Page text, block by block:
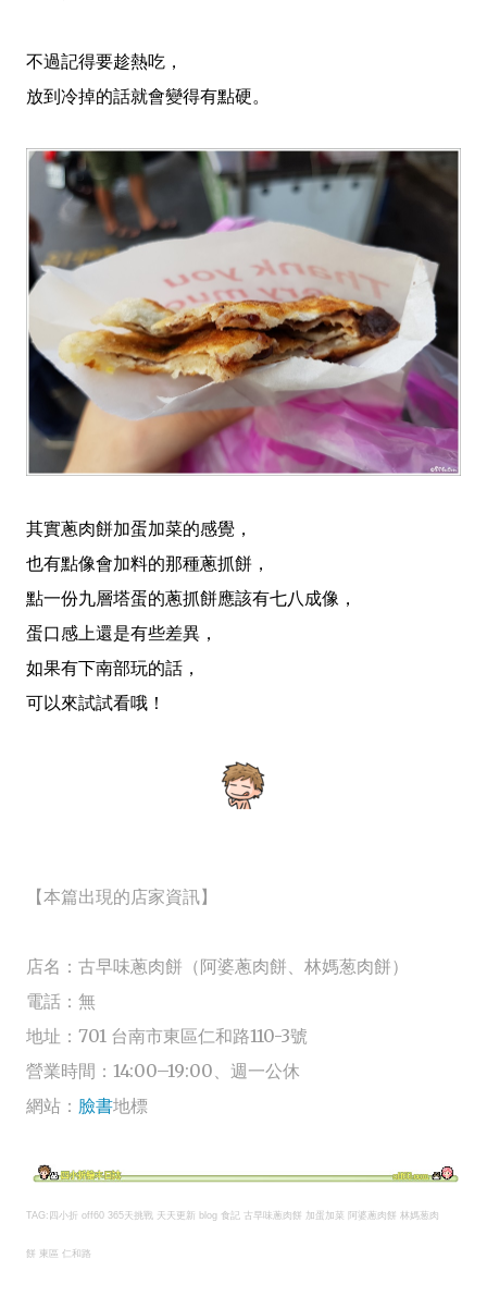
不過記得要趁熱吃，
放到冷掉的話就會變得有點硬。
其實蔥肉餅加蛋加菜的感覺，
也有點像會加料的那種蔥抓餅，
點一份九層塔蛋的蔥抓餅應該有七八成像，
蛋口感上還是有些差異，
如果有下南部玩的話，
可以來試試看哦！
【本篇出現的店家資訊】
店名： 古早味蔥肉餅（阿婆蔥肉餅、林媽葱肉餅）
電話：無
地址： 701 台南市東區仁和路110-3號
營業時間： 14:00–19:00、週一公休
網站： 臉書地標
TAG: 四小折 off60 365天挑戰 天天更新 blog 食記 古早味蔥肉餅 加蛋加菜 阿婆蔥肉餅 林媽葱肉
餅 東區 仁和路